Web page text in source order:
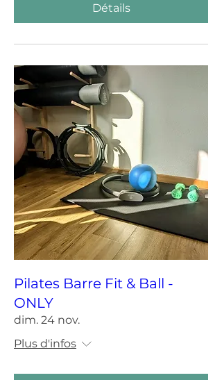
Détails
Pilates Barre Fit & Ball -
ONLY
dim. 24 nov.
Plus d'infos